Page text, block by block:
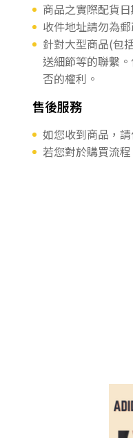
商品之實際配貨
收件地址請勿為郵
針對大型商品(包
送細節等的聯繫
否的權利。
售後服務
如您收到商品，
若您對於購買流